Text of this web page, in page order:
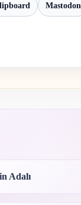
Mastodon
Adalı